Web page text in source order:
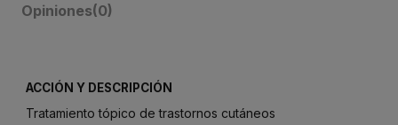
Opiniones(0)
ACCIÓN Y DESCRIPCIÓN
Tratamiento tópico de trastornos cutáneos